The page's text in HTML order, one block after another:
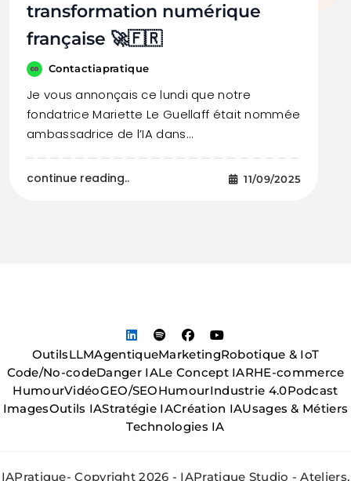
transformation numérique
française 🚀🇫🇷
Contactiapratique
Je vous annonçais ce lundi que notre
fondatrice Mariette Le Guellaff était nommée
ambassadrice de l’IA dans…
continue reading.. 11/09/2025
OutilsLLMAgentiqueMarketingRobotique & IoT
Code/No-codeDanger IALe Concept IARHE-commerce
HumourVidéoGEO/SEOHumourIndustrie 4.0Podcast
ImagesOutils IAStratégie IACréation IAUsages & Métiers
Technologies IA
IAPratique- Copyright 2026 - IAPratique Studio - Ateliers,